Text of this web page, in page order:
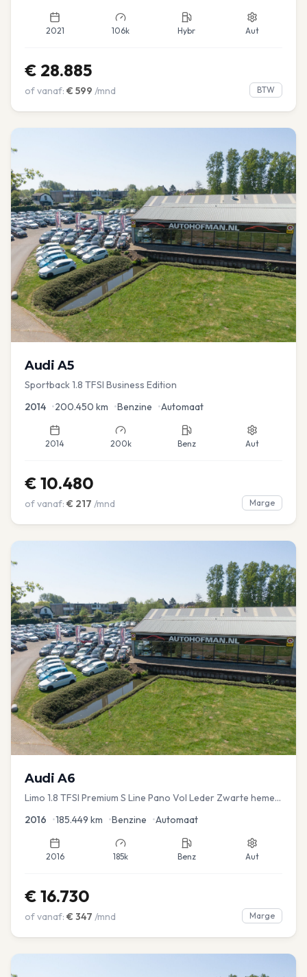
2021 106k Hybr Aut
€ 28.885
of vanaf: € 599 /mnd BTW
Audi A5
Sportback 1.8 TFSI Business Edition
2014 •200.450 km •Benzine •Automaat
2014 200k Benz Aut
€ 10.480
of vanaf: € 217 /mnd Marge
Audi A6
Limo 1.8 TFSI Premium S Line Pano Vol Leder Zwarte hemel
2016 •185.449 km •Benzine •Automaat
2016 185k Benz Aut
€ 16.730
of vanaf: € 347 /mnd Marge